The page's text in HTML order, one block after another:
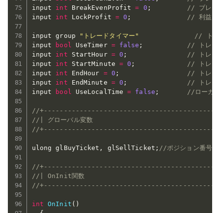
input int BreakEvenProfit = 0 ;
// ブレイ
input int LockProfit = 0 ; // 利益を
input group "トレードタイマー"
// トレ
input
bool UseTimer = false ;
// トレー
input int StartHour = 0 ;
// トレー
input int StartMinute = 0 ;
// トレー
input int EndHour = 0 ;
// トレー
input int EndMinute = 0 ;
// トレー
input
bool UseLocalTime = false ; //ローカ
//
//| グローバル変数
//
ulong glBuyTicket , glSellTicket ; //ポジション番号を
//
//| OnInit関数
//
int OnInit ( )